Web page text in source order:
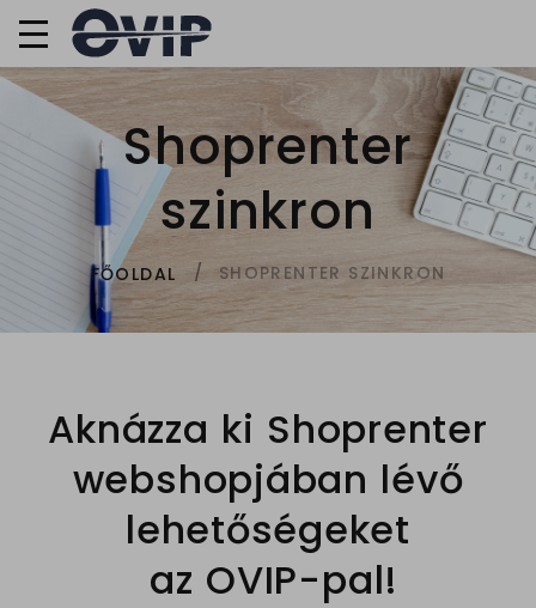
Shoprenter
szinkron
FŐOLDAL SHOPRENTER SZINKRON
Aknázza ki Shoprenter
webshopjában lévő
lehetőségeket
az OVIP-pal!